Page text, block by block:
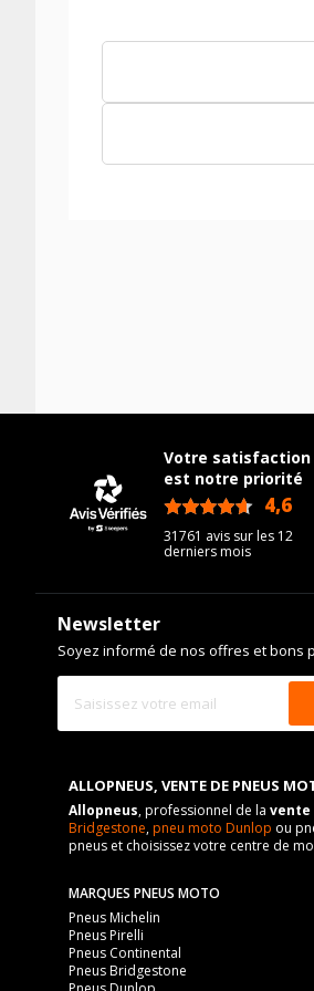
Votre satisfaction
est notre priorité
4,6
31761 avis sur les 12
derniers mois
Newsletter
Soyez informé de nos offres et bons
ALLOPNEUS, VENTE DE PNEUS
Allopneus, professionnel de la vente
Bridgestone,pneu moto Dunlop ou
pneus et choisissez votre centre de
MARQUES PNEUS MOTO
Pneus Michelin
Pneus Pirelli
Pneus Continental
Pneus Bridgestone